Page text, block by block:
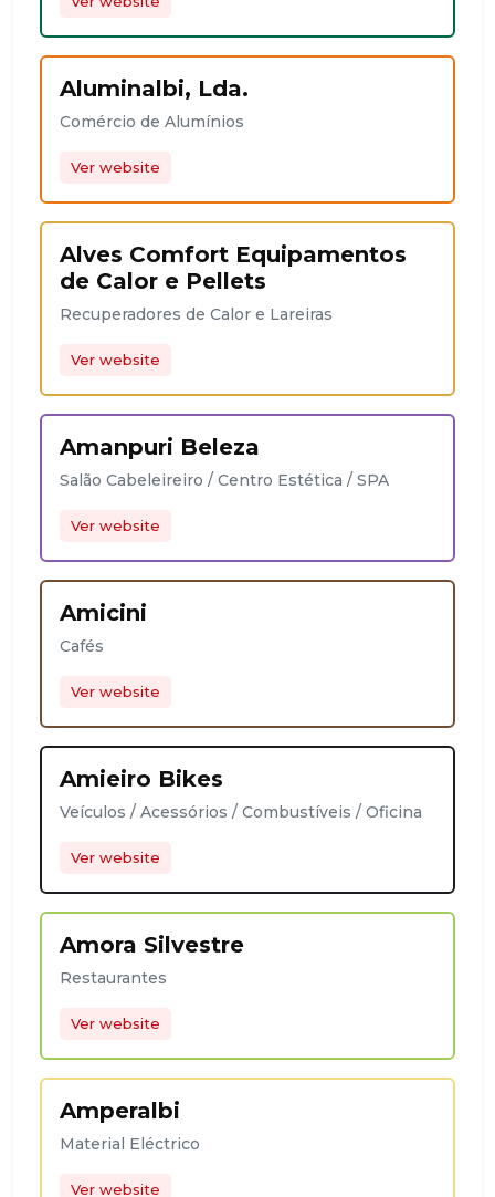
Aluminalbi, Lda.
Comércio de Alumínios
Ver website
Alves Comfort Equipamentos
de Calor e Pellets
Recuperadores de Calor e Lareiras
Ver website
Amanpuri Beleza
Salão Cabeleireiro / Centro Estética / SPA
Ver website
Amicini
Cafés
Ver website
Amieiro Bikes
Veículos / Acessórios / Combustíveis / Oficina
Ver website
Amora Silvestre
Restaurantes
Ver website
Amperalbi
Material Eléctrico
Ver website